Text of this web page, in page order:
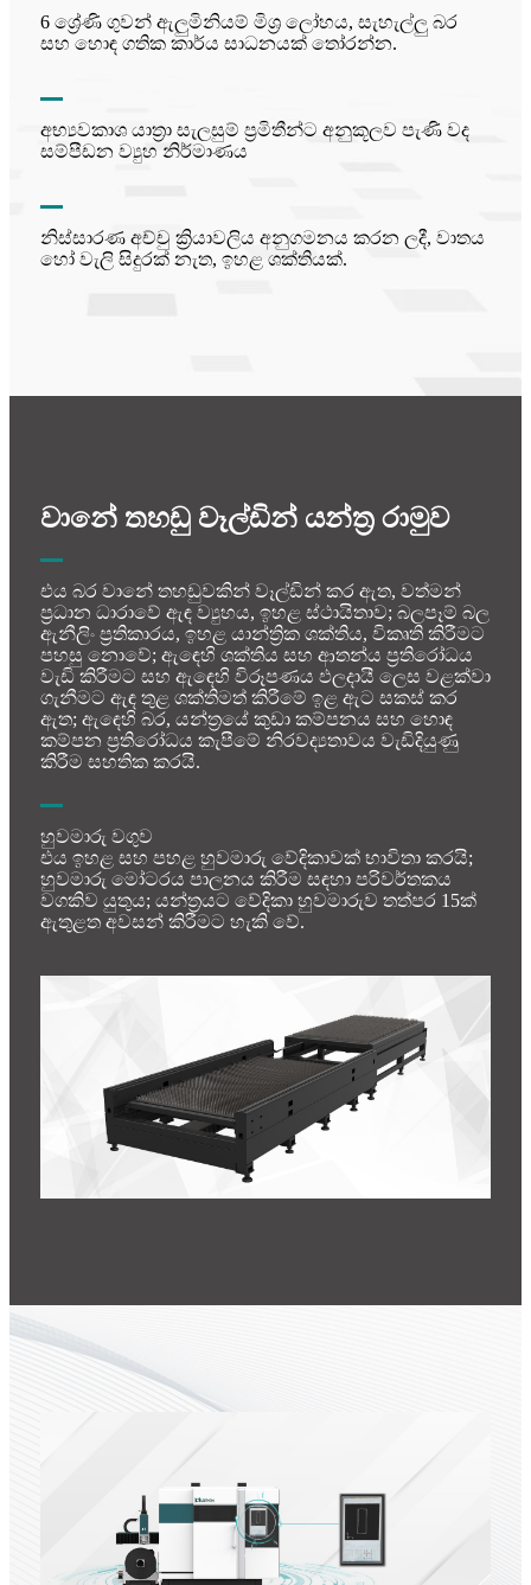
6 ශ්‍රේණි ගුවන් ඇලුමිනියම් මිශ්‍ර ලෝහය, සැහැල්ලු බර
සහ හොඳ ගතික කාර්ය සාධනයක් තෝරන්න.
අභ්‍යවකාශ යාත්‍රා සැලසුම් ප්‍රමිතීන්ට අනුකූලව පැණි වද
සම්පීඩන ව්‍යුහ නිර්මාණය
නිස්සාරණ අච්චු ක්‍රියාවලිය අනුගමනය කරන ලදී, වාතය
හෝ වැලි සිදුරක් නැත, ඉහළ ශක්තියක්.
වානේ තහඩු වෑල්ඩින් යන්ත්‍ර රාමුව
එය බර වානේ තහඩුවකින් වෑල්ඩින් කර ඇත, වත්මන්
ප්‍රධාන ධාරාවේ ඇඳ ව්‍යුහය, ඉහළ ස්ථායිතාව; බලපෑම් බල
ඇනීලිං ප්‍රතිකාරය, ඉහළ යාන්ත්‍රික ශක්තිය, විකෘති කිරීමට
පහසු නොවේ; ඇඳෙහි ශක්තිය සහ ආතන්ය ප්‍රතිරෝධය
වැඩි කිරීමට සහ ඇඳෙහි විරූපණය ඵලදායී ලෙස වළක්වා
ගැනීමට ඇඳ තුළ ශක්තිමත් කිරීමේ ඉළ ඇට සකස් කර
ඇත; ඇඳෙහි බර, යන්ත්‍රයේ කුඩා කම්පනය සහ හොඳ
කම්පන ප්‍රතිරෝධය කැපීමේ නිරවද්‍යතාවය වැඩිදියුණු
කිරීම සහතික කරයි.
හුවමාරු වගුව
එය ඉහළ සහ පහළ හුවමාරු වේදිකාවක් භාවිතා කරයි;
හුවමාරු මෝටරය පාලනය කිරීම සඳහා පරිවර්තකය
වගකිව යුතුය; යන්ත්‍රයට වේදිකා හුවමාරුව තත්පර 15ක්
ඇතුළත අවසන් කිරීමට හැකි වේ.